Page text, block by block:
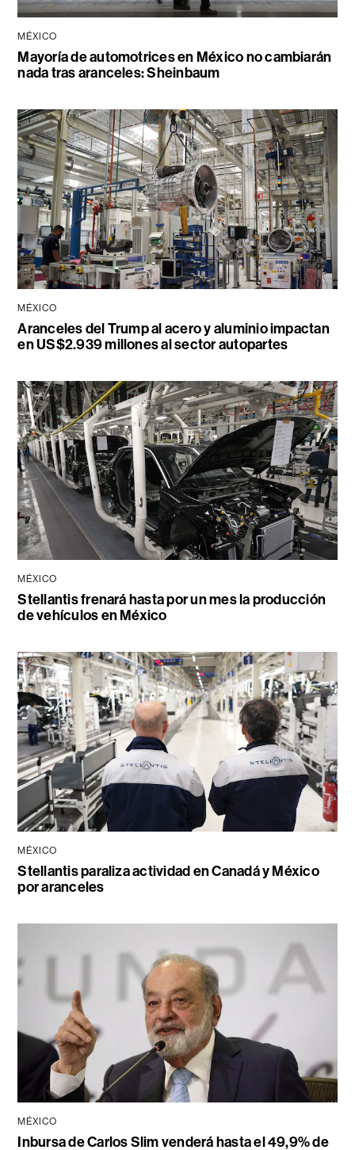
MÉXICO
Mayoría de automotrices en México no cambiarán
nada tras aranceles: Sheinbaum
MÉXICO
Aranceles del Trump al acero y aluminio impactan
en US$2.939 millones al sector autopartes
MÉXICO
Stellantis frenará hasta por un mes la producción
de vehículos en México
MÉXICO
Stellantis paraliza actividad en Canadá y México
por aranceles
MÉXICO
Inbursa de Carlos Slim venderá hasta el 49,9% de